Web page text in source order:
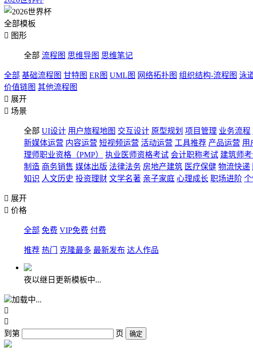
全部模板
 图形
全部 流程图 思维导图 思维笔记
全部 基础流程图 甘特图 ER图 UML图 网络拓扑图 组织结构-流程图 泳
价值链图 其他流程图
 展开
 场景
全部 UI设计 用户旅程地图 交互设计 原型规划 项目管理 业务流程
新媒体运营 内容运营 短视频运营 活动运营 工具推荐 产品运营 用
理师职业资格（PMP）
执业医师资格考试 会计职称考试 建筑师
制造 商务销售 媒体出版 法律法务 房地产建筑 医疗保健 物流快递
知识 人文历史 投资理财 文学名著 亲子家庭 心理成长 职场进阶
 展开
 价格
全部 免费 VIP免费 付费
推荐 热门 克隆最多 最新发布 达人作品
夜以继日更新模板中...
加载中...


到第
页 确定